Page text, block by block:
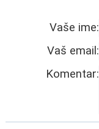
Vaše ime:
Vaš email:
Komentar: